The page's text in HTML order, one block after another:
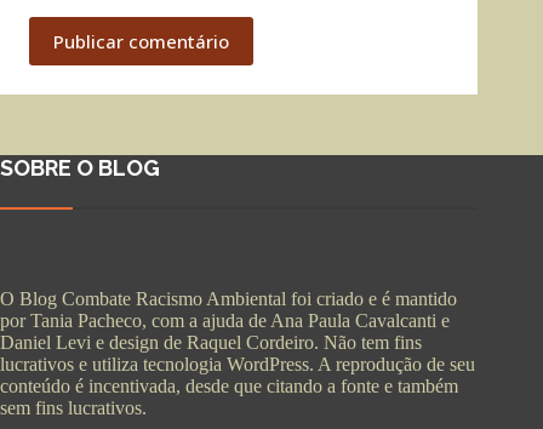
Publicar comentário
SOBRE O BLOG
O Blog Combate Racismo Ambiental foi criado e é mantido
por Tania Pacheco, com a ajuda de Ana Paula Cavalcanti e
Daniel Levi e design de Raquel Cordeiro. Não tem fins
lucrativos e utiliza tecnologia WordPress. A reprodução de seu
conteúdo é incentivada, desde que citando a fonte e também
sem fins lucrativos.